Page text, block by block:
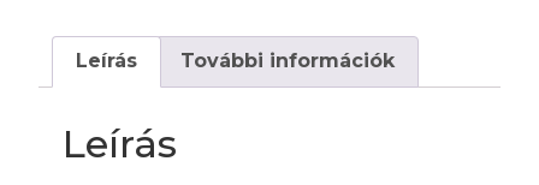
Leírás További információk
Leírás